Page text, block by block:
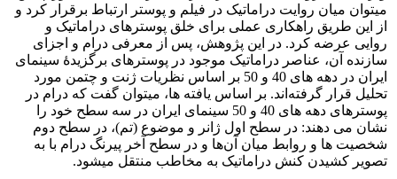
می­توان میان روایت دراماتیک در فیلم و پوستر ارتباط برقرار کرد و
از این طریق راهکاری عملی برای خلق پوسترهای دراماتیک و
روایی عرضه کرد. در این پژوهش، پس از معرفی درام و اجزای
سازنده آن، عناصر دراماتیک موجود در پوسترهای برگزیدۀ سینمای
ایران در دهه ­های 40 و 50 بر اساس نظریات ژنت و چتمن مورد
تحلیل قرار گرفته‌اند. بر اساس یافته­ ها، می­توان گفت که درام در
پوسترهای دهه­ های 40 و 50 سینمای ایران در سه سطح خود را
نشان می ­دهند: در سطح اول ژانر و موضوع (تم)، در سطح دوم
شخصیت­ ها و روابط میان آن‌ها و در سطح آخر پیرنگ درام با به
تصویر کشیدن کنش دراماتیک به مخاطب منتقل می­شود.